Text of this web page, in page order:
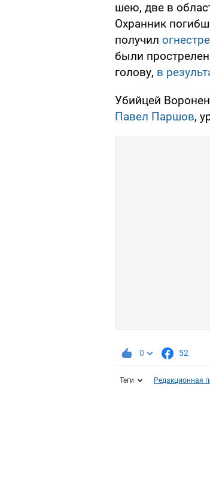
шею, две в
Охранник
получил
были
голову, в
Убийцей
Павел Паршов,
0 52
Теги Редакционная